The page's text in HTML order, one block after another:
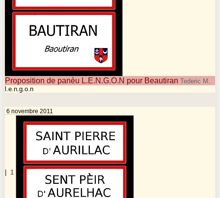
Proposition de panèu L.E.N.G.O.N pour Beautiran Tederic M.
l.e.n.g.o.n
6 novembre 2011
| 1